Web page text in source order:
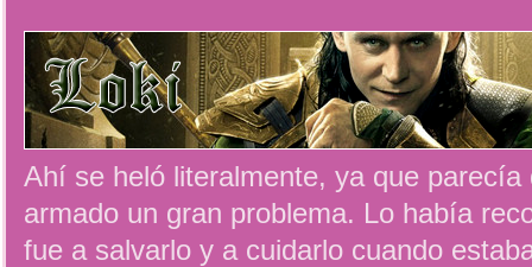
Ahí se heló literalmente, ya que
armado un gran problema. Lo había
fue a salvarlo y a cuidarlo cuando